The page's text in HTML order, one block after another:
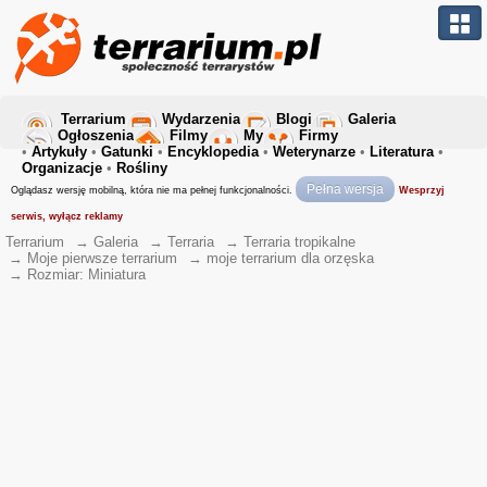
Terrarium Wydarzenia Blogi
Galeria
Ogłoszenia
Filmy My
Firmy
• Artykuły • Gatunki • Encyklopedia• Weterynarze • Literatura•
Organizacje • Rośliny
Oglądasz wersję mobilną, która nie ma pełnej funkcjonalności. Pełna wersja Wesprzyj
serwis, wyłącz reklamy
Terrarium → Galeria → Terraria → Terraria tropikalne
→ Moje pierwsze terrarium → moje terrarium dla orzęska
→ Rozmiar: Miniatura